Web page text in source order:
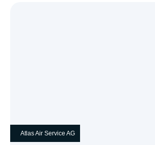
Atlas Air Service AG